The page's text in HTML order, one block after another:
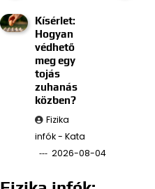
Kísérlet:
Hogyan
védhető
meg egy
tojás
zuhanás
közben?
Fizika
infók - Kata
2026-08-04